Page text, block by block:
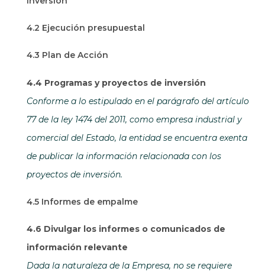
4.2 Ejecución presupuestal
4.3 Plan de Acción
4.4 Programas y proyectos de inversión
Conforme a lo estipulado en el parágrafo del artículo
77 de la ley 1474 del 2011, como empresa industrial y
comercial del Estado, la entidad se encuentra exenta
de publicar la información relacionada con los
proyectos de inversión.
4.5 Informes de empalme
4.6 Divulgar los informes o comunicados de
información relevante
Dada la naturaleza de la Empresa, no se requiere